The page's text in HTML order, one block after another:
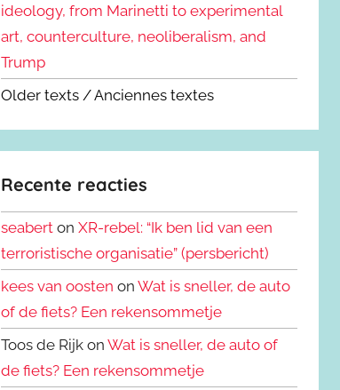
ideology, from Marinetti to experimental
art, counterculture, neoliberalism, and
Trump
Older texts / Anciennes textes
Recente reacties
seabert onXR-rebel: “Ik ben lid van een
terroristische organisatie” (persbericht)
kees van oosten onWat is sneller, de auto
of de fiets? Een rekensommetje
Toos de Rijk onWat is sneller, de auto of
de fiets? Een rekensommetje